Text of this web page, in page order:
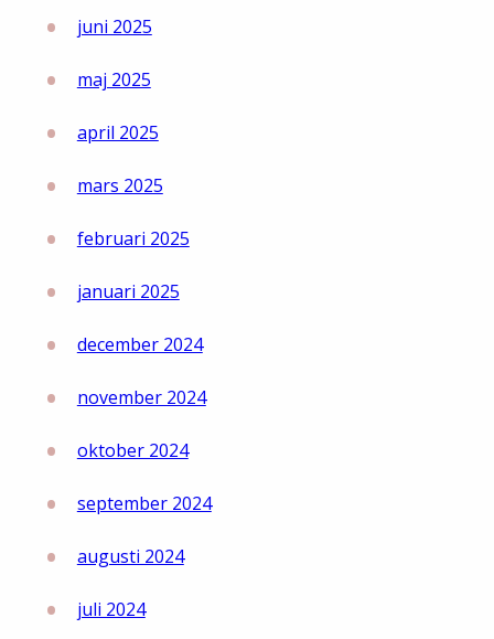
juni 2025
maj 2025
april 2025
mars 2025
februari 2025
januari 2025
december 2024
november 2024
oktober 2024
september 2024
augusti 2024
juli 2024